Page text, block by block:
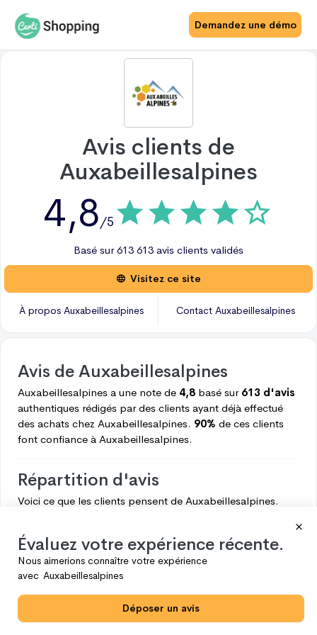
Demandez une démo
Avis clients de
Auxabeillesalpines
4,8/5
Basé sur613 613 avis clients validés
Visitez ce site
À propos Auxabeillesalpines Contact Auxabeillesalpines
Avis de Auxabeillesalpines
Auxabeillesalpines a une note de 4,8 basé sur 613 d'avis
authentiques rédigés par des clients ayant déjà effectué
des achats chez Auxabeillesalpines. 90% de ces clients
font confiance à Auxabeillesalpines.
Répartition d'avis
Voici ce que les clients pensent de Auxabeillesalpines.
549
4
3
2 6
Évaluez votre expérience récente.
Nous aimerions connaître votre expérience
avec Auxabeillesalpines
Déposer un avis